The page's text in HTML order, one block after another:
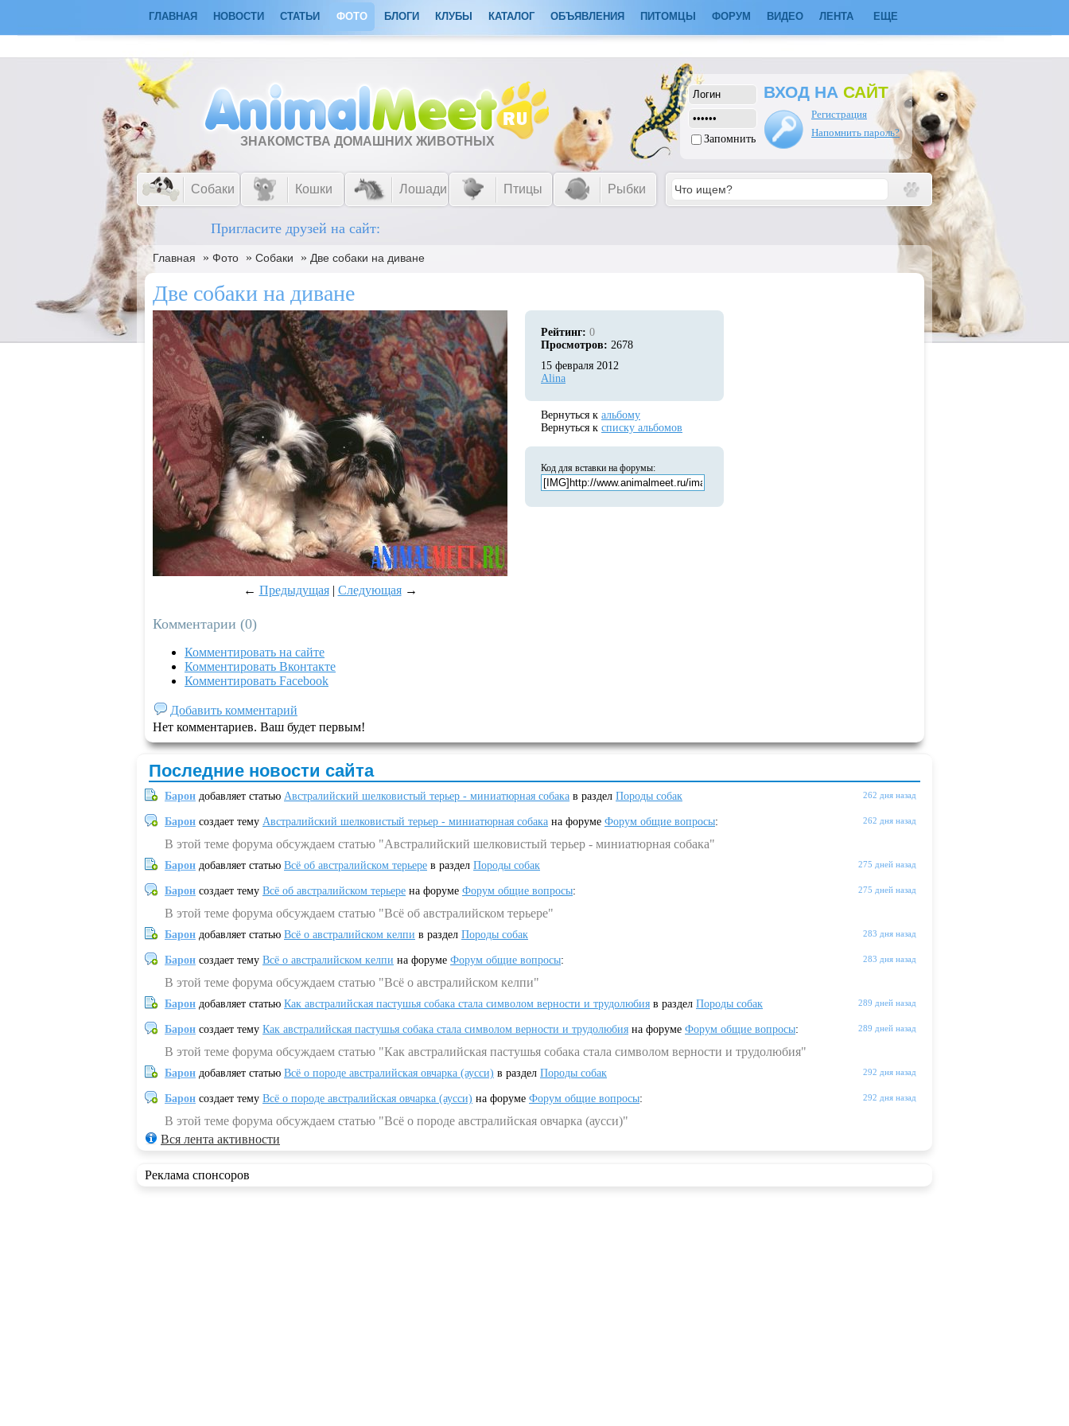
ГЛАВНАЯ НОВОСТИ СТАТЬИ ФОТО БЛОГИ КЛУБЫ КАТАЛОГ ОБЪЯВЛЕНИЯ ПИТОМЦЫ ФОРУМ ВИДЕО ЛЕНТА ЕЩЕ
ЗНАКОМСТВА ДОМАШНИХ ЖИВОТНЫХ Запомнить
ВХОД НА САЙТ
Регистрация
Напомнить пароль?
Собаки Кошки Лошади Птицы Рыбки
Пригласите друзей на сайт:
Главная » Фото » Собаки » Две собаки на диване
Две собаки на диване
← Предыдущая| Следующая→
Рейтинг: 0
Просмотров: 2678
15 февраля 2012
Alina
Вернуться к альбому
Вернуться к списку альбомов
Код для вставки на форумы:
Комментарии (0)
Комментировать на сайте
Комментировать Вконтакте
Комментировать Facebook
Добавить комментарий
Нет комментариев. Ваш будет первым!
Последние новости сайта
262 дня назад
Барон добавляет статью Австралийский шелковистый терьер - миниатюрная собака в раздел Породы собак
262 дня назад
Барон создает тему Австралийский шелковистый терьер - миниатюрная собака на форуме Форум общие вопросы:
В этой теме форума обсуждаем статью "Австралийский шелковистый терьер - миниатюрная собака"
275 дней назад
Барон добавляет статью Всё об австралийском терьере в раздел Породы собак
275 дней назад
Барон создает тему Всё об австралийском терьере на форуме Форум общие вопросы:
В этой теме форума обсуждаем статью "Всё об австралийском терьере"
283 дня назад
Барон добавляет статью Всё о австралийском келпи в раздел Породы собак
283 дня назад
Барон создает тему Всё о австралийском келпи на форуме Форум общие вопросы:
В этой теме форума обсуждаем статью "Всё о австралийском келпи"
289 дней назад
Барон добавляет статью Как австралийская пастушья собака стала символом верности и трудолюбия в раздел Породы собак
289 дней назад
Барон создает тему Как австралийская пастушья собака стала символом верности и трудолюбия на форуме Форум общие вопросы:
В этой теме форума обсуждаем статью "Как австралийская пастушья собака стала символом верности и трудолюбия"
292 дня назад
Барон добавляет статью Всё о породе австралийская овчарка (аусси) в раздел Породы собак
292 дня назад
Барон создает тему Всё о породе австралийская овчарка (аусси) на форуме Форум общие вопросы:
В этой теме форума обсуждаем статью "Всё о породе австралийская овчарка (аусси)"
Вся лента активности
Реклама спонсоров